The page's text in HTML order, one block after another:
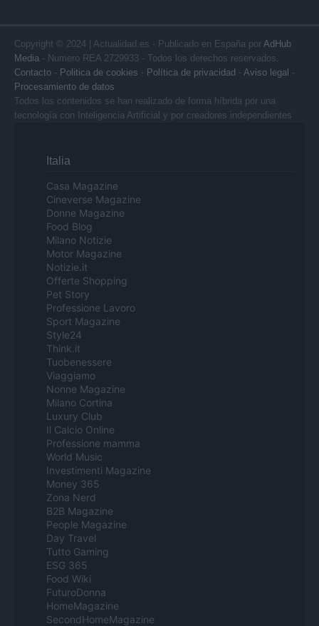
Copyright © 2024 | Actualidad.es - Publicado en España por AdHub
Media - Numero REA 2729933 - Todos los derechos reservados.
Contacto - Politica de cookies - Política de privacidad - Aviso legal -
Procesamiento de datos
Todos los contenidos se han realizado de forma híbrida por una
tecnología con Inteligencia Artificial y por creadores independientes
Italia
Casa Magazine
Cineverse Magazine
Donne Magazine
Food Blog
Milano Notizie
Motor Magazine
Notizie.it
Offerte Shopping
Pet Story
Professione Lavoro
Sport Magazine
Style24
Think.it
Tuobenessere
Viaggiamo
Nonne Magazine
Milano Cortina
Luxury Club
Il Calcio Online
Professione mamma
World Music
Investimenti Magazine
Money 365
Zona Nerd
B2B Magazine
People Magazine
Day Travel
Tutto Gaming
ESG 365
Food Wiki
FuturoDonna
HomeMagazine
SecondHomeMagazine